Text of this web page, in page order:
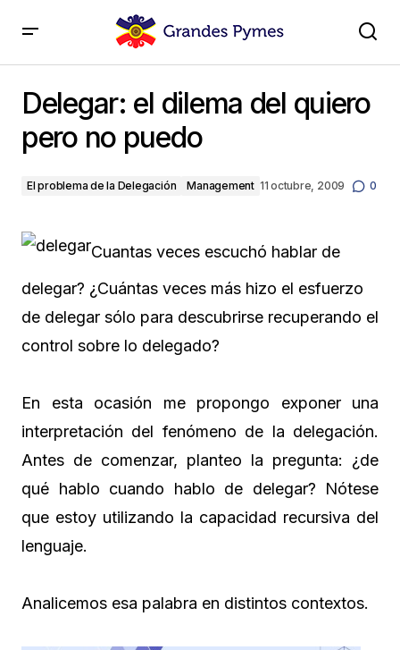
Delegar: el dilema del quiero
pero no puedo
El problema de la Delegación Management 11 octubre, 2009 0
Cuantas veces escuchó hablar de
delegar? ¿Cuántas veces más hizo el esfuerzo
de delegar sólo para descubrirse recuperando el
control sobre lo delegado?
En esta ocasión me propongo exponer una
interpretación del fenómeno de la delegación.
Antes de comenzar, planteo la pregunta: ¿de
qué hablo cuando hablo de delegar? Nótese
que estoy utilizando la capacidad recursiva del
lenguaje.
Analicemos esa palabra en distintos contextos.